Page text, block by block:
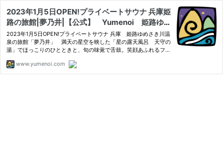
2023年1月5日OPEN!プライベートサウナ 兵庫姫
路の旅館|夢乃井|【公式】 Yumenoi 姫路ゆめ
さき川温泉 ミシュラン 露天風呂 部屋食 和
洋室 禁煙 ドッグフレンドリー
2023年1月5日OPEN!プライベートサウナ 兵庫 姫路ゆめさき川温
泉の旅館「夢乃井」 満天の星空を映した「星の露天風呂 天守の
湯」でほっこりのひとときと、旬の味覚で舌鼓。笑顔あふれるファ
に囲まれた里山温泉リゾート。最上階には絶景の露天風呂を設えた
客…
www.yumenoi.com